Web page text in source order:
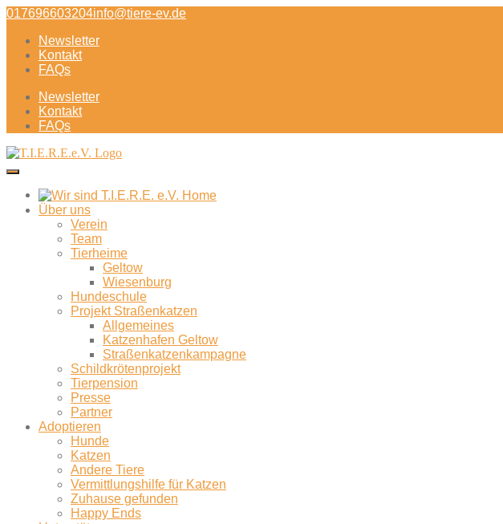
Direkt
Inhalt
017696603204info@tiere-ev.de
Newsletter
Kontakt
FAQs
Newsletter
Kontakt
FAQs
Über uns
Verein
Team
Tierheime
Geltow
Wiesenburg
Hundeschule
Projekt Straßenkatzen
Allgemeines
Katzenhafen Geltow
Straßenkatzenkampagne
Schildkrötenprojekt
Tierpension
Presse
Partner
Adoptieren
Hunde
Katzen
Andere Tiere
Vermittlungshilfe für Katzen
Zuhause gefunden
Happy Ends